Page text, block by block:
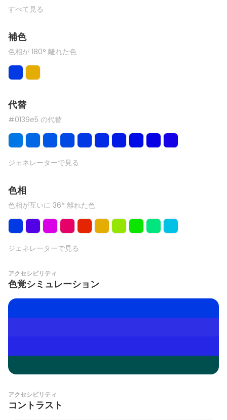
すべて見る
補色
色相が 180° 離れた色
代替
#0139e5 の代替
ジェネレーターで見る
色相
色相が互いに 36° 離れた色
ジェネレーターで見る
アクセシビリティ
色覚シミュレーション
アクセシビリティ
コントラスト